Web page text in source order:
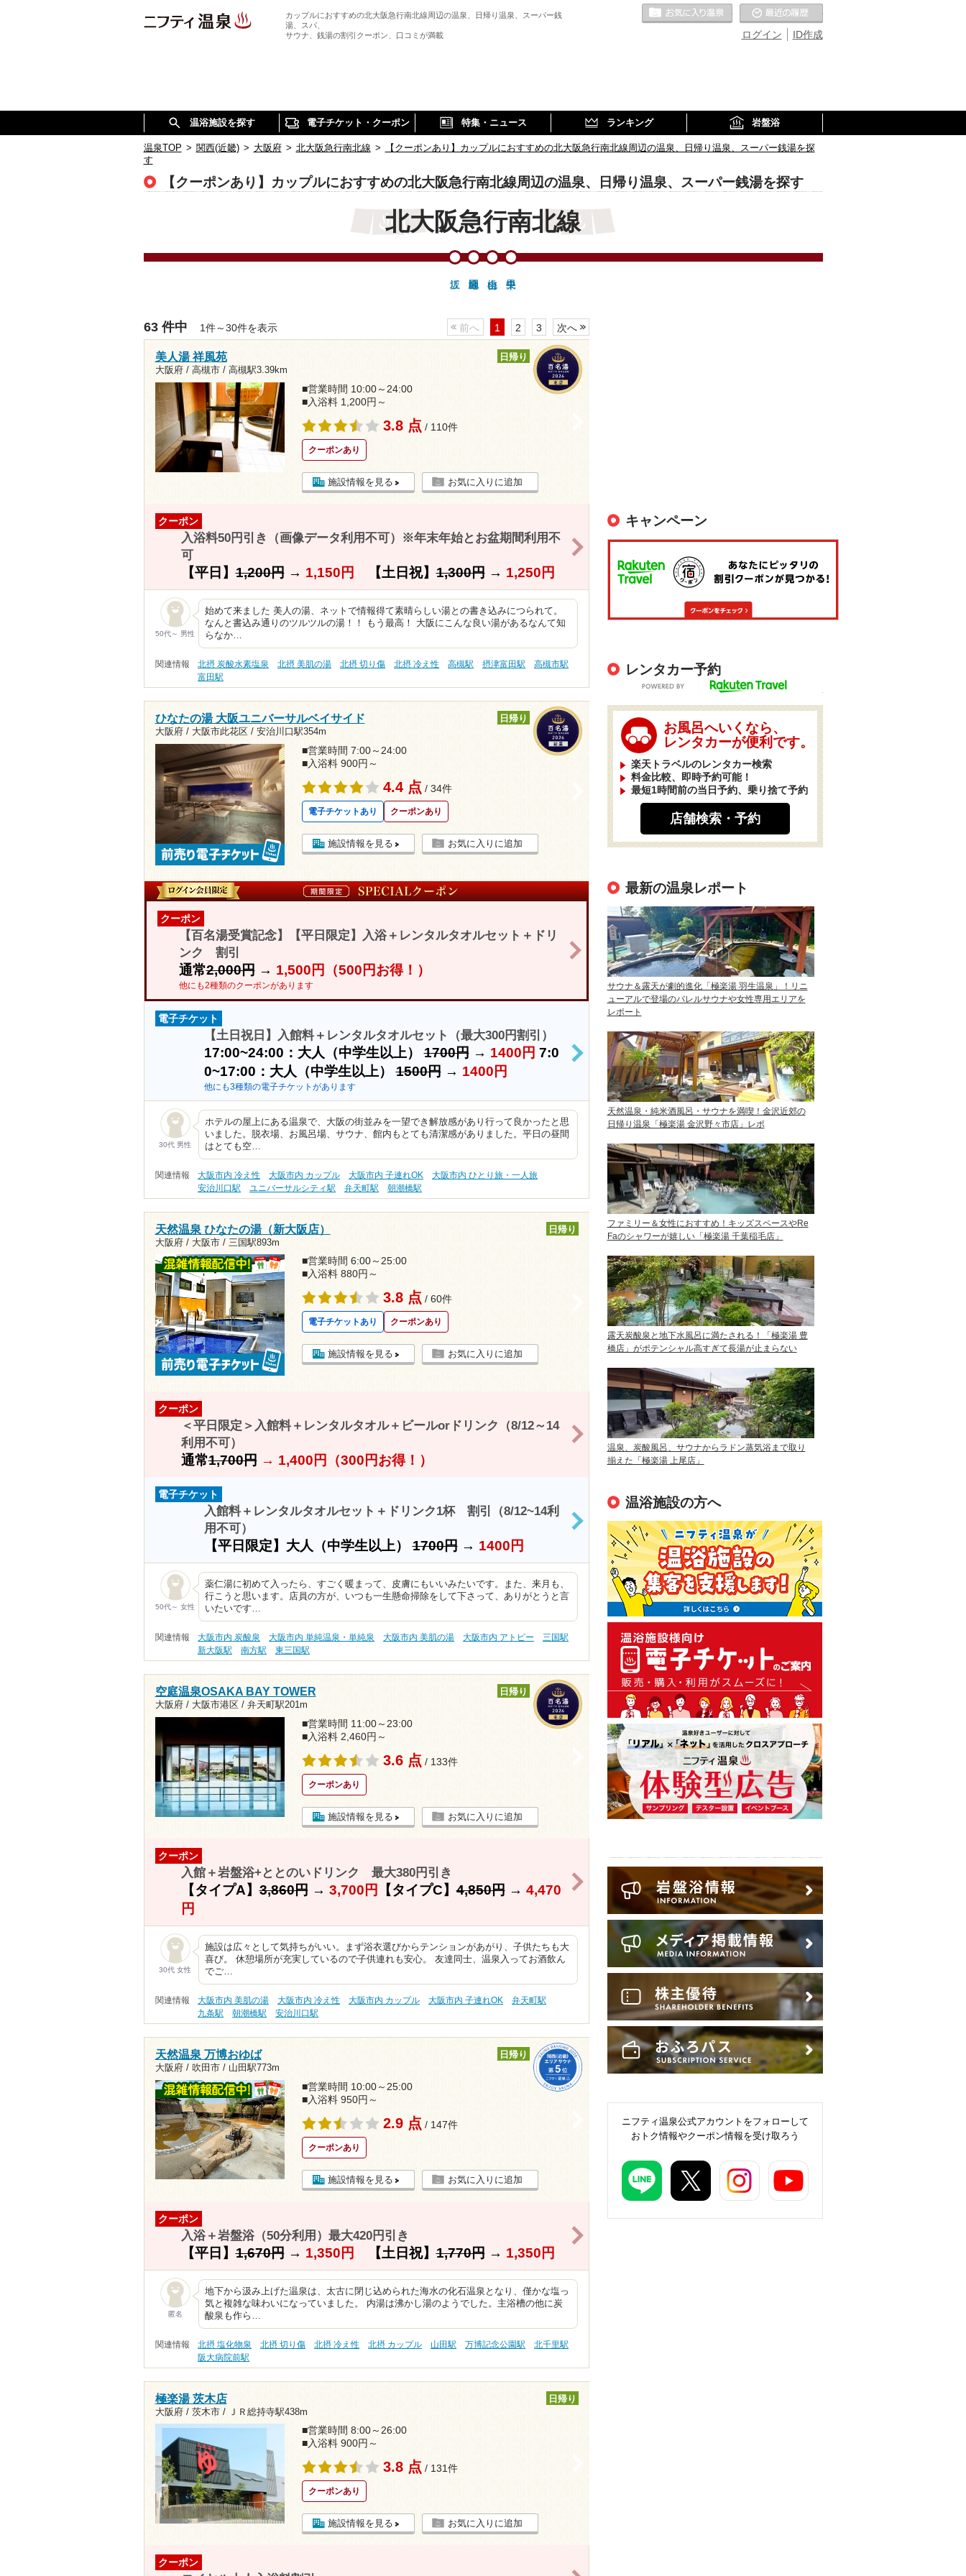
カップルにおすすめの北大阪急行南北線周辺の温泉、日帰り温泉、スーパー銭
湯、スパ、
サウナ、銭湯の割引クーポン、口コミが満載
ID作成
ログイン
お気に入りの温泉
温浴施設を探す 電子チケット・クーポン 特集・ニュース ランキング 岩盤浴
温泉TOP > 関西(近畿) > 大阪府 > 北大阪急行南北線 >
【クーポンあり】カップルにおすすめの北大阪急行南北線周辺の温泉、日帰り温泉、スーパー銭湯を探
す
【クーポンあり】カップルにおすすめの北大阪急行南北線周辺の温泉、日帰り温泉、スーパー銭湯を探す
北大阪急行南北線
63 件中 1件～30件を表示 前へ 1 2 3 次へ
美人湯 祥風苑
大阪府 / 高槻市 / 高槻駅3.39km
日帰り
■営業時間 10:00～24:00
■入浴料 1,200円～
3.8 点 / 110件
クーポンあり
施設情報を見る お気に入りに追加
クーポン
入浴料50円引き（画像データ利用不可）※年末年始とお盆期間利用不
可
【平日】1,200円→ 1,150円 【土日祝】1,300円→ 1,250円
50代～ 男性
始めて来ました 美人の湯、ネットで情報得て素晴らしい湯との書き込みにつられて。
なんと書込み通りのツルツルの湯！！ もう最高！ 大阪にこんな良い湯があるなんて知
らなか…
関連情報 北摂 炭酸水素塩泉 北摂 美肌の湯 北摂 切り傷 北摂 冷え性 高槻駅 摂津富田駅
高槻市駅
富田駅
ひなたの湯 大阪ユニバーサルベイサイド
大阪府 / 大阪市此花区 / 安治川口駅354m
日帰り
■営業時間 7:00～24:00
■入浴料 900円～
4.4 点 / 34件
電子チケットあり クーポンあり
施設情報を見る お気に入りに追加
クーポン
【百名湯受賞記念】【平日限定】入浴＋レンタルタオルセット＋ドリ
ンク 割引
通常2,000円→ 1,500円（500円お得！）
他にも2種類のクーポンがあります
>
電子チケット
【土日祝日】入館料＋レンタルタオルセット（最大300円割引）
17:00~24:00：大人（中学生以上）1700円→ 1400円 7:0
0~17:00：大人（中学生以上）1500円→ 1400円
他にも3種類の電子チケットがあります
>
30代 男性
ホテルの屋上にある温泉で、大阪の街並みを一望でき解放感があり行って良かったと思
いました。脱衣場、お風呂場、サウナ、館内もとても清潔感がありました。平日の昼間
はとても空…
関連情報 大阪市内 冷え性 大阪市内 カップル 大阪市内 子連れOK
大阪市内 ひとり旅・一人旅
安治川口駅
ユニバーサルシティ駅 弁天町駅 朝潮橋駅
天然温泉 ひなたの湯（新大阪店）
大阪府 / 大阪市 / 三国駅893m
日帰り
■営業時間 6:00～25:00
■入浴料 880円～
3.8 点 / 60件
電子チケットあり クーポンあり
施設情報を見る お気に入りに追加
クーポン
＜平日限定＞入館料＋レンタルタオル＋ビールorドリンク（8/12～14
利用不可）
通常1,700円→ 1,400円（300円お得！）
電子チケット
入館料＋レンタルタオルセット＋ドリンク1杯 割引（8/12~14利
用不可）
【平日限定】大人（中学生以上）1700円→ 1400円
>
50代～ 女性
薬仁湯に初めて入ったら、すごく暖まって、皮膚にもいいみたいです。また、来月も、
行こうと思います。店員の方が、いつも一生懸命掃除をして下さって、ありがとうと言
いたいです…
関連情報 大阪市内 炭酸泉 大阪市内 単純温泉・単純泉 大阪市内 美肌の湯 大阪市内 アトピー
三国駅
新大阪駅
南方駅 東三国駅
空庭温泉OSAKA BAY TOWER
大阪府 / 大阪市港区 / 弁天町駅201m
日帰り
■営業時間 11:00～23:00
■入浴料 2,460円～
3.6 点 / 133件
クーポンあり
施設情報を見る お気に入りに追加
クーポン
入館＋岩盤浴+ととのいドリンク 最大380円引き
【タイプA】3,860円→ 3,700円 【タイプC】4,850円→ 4,470
円
30代 女性
施設は広々として気持ちがいい。まず浴衣選びからテンションがあがり、子供たちも大
喜び。 休憩場所が充実しているので子供連れも安心。 友達同士、温泉入ってお酒飲ん
でご…
関連情報 大阪市内 美肌の湯 大阪市内 冷え性 大阪市内 カップル 大阪市内 子連れOK
弁天町駅
九条駅
朝潮橋駅 安治川口駅
天然温泉 万博おゆば
大阪府 / 吹田市 / 山田駅773m
日帰り
■営業時間 10:00～25:00
■入浴料 950円～
2.9 点 / 147件
クーポンあり
施設情報を見る お気に入りに追加
クーポン
入浴＋岩盤浴（50分利用）最大420円引き
【平日】1,670円→ 1,350円 【土日祝】1,770円→ 1,350円
匿名
地下から汲み上げた温泉は、太古に閉じ込められた海水の化石温泉となり、僅かな塩っ
気と複雑な味わいになっていました。 内湯は沸かし湯のようでした。主浴槽の他に炭
酸泉も作ら…
関連情報 北摂 塩化物泉 北摂 切り傷 北摂 冷え性 北摂 カップル 山田駅 万博記念公園駅
北千里駅
阪大病院前駅
極楽湯 茨木店
大阪府 / 茨木市 / ＪＲ総持寺駅438m
日帰り
■営業時間 8:00～26:00
■入浴料 900円～
3.8 点 / 131件
クーポンあり
施設情報を見る お気に入りに追加
クーポン
キャンペーン
レンタカー予約
お風呂へいくなら、
レンタカーが便利です。
楽天トラベルのレンタカー検索
料金比較、即時予約可能！
最短1時間前の当日予約、乗り捨て予約
店舗検索・予約
最新の温泉レポート
サウナ＆露天が劇的進化「極楽湯 羽生温泉」！リニ
ューアルで登場のバレルサウナや女性専用エリアを
レポート
天然温泉・純米酒風呂・サウナを満喫！金沢近郊の
日帰り温泉「極楽湯 金沢野々市店」レポ
ファミリー＆女性におすすめ！キッズスペースやRe
Faのシャワーが嬉しい「極楽湯 千葉稲毛店」
露天炭酸泉と地下水風呂に満たされる！「極楽湯 豊
橋店」がポテンシャル高すぎて長湯が止まらない
温泉、炭酸風呂、サウナからラドン蒸気浴まで取り
揃えた「極楽湯 上尾店」
温浴施設の方へ
ニフティ温泉を使って手軽に
ニフティ温泉公式アカウントをフォローして
おトク情報やクーポン情報を受け取ろう